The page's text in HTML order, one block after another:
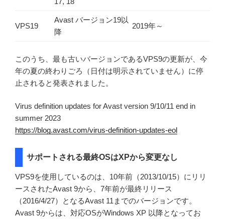
VPS19
Avast バージョン19以
降
2019年～
このうち、最も古いバージョンであるVPS9の更新が、今
年の夏の終わりごろ（日付は明示されていません）に停
止されると発表されました。
Virus definition updates for Avast version 9/10/11 end in
summer 2023
https://blog.avast.com/virus-definition-updates-eol
サポートされる最終OSはXPから変更なし
VPS9を使用しているのは、10年前（2013/10/15）にリリ
ースされたAvast 9から、7年前が最終リリース
（2016/4/27）となるAvast 11までのバージョンです。
Avast 9からは、対応OSがWindows XP 以降となってお